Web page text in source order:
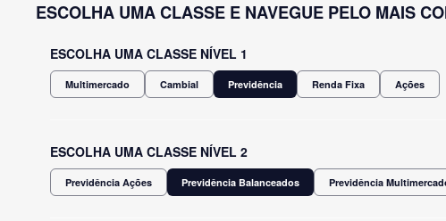
ESCOLHA UMA CLASSE E NAVEGUE PELO MAIS
ESCOLHA UMA CLASSE NÍVEL 1
Multimercado Cambial Previdência Renda Fixa Ações
ESCOLHA UMA CLASSE NÍVEL 2
Previdência Ações Previdência Balanceados Previdência